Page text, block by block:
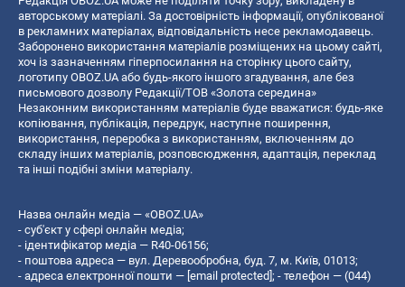
авторському матеріалі. За достовірність інформації, опублікованої
в рекламних матеріалах, відповідальність несе рекламодавець.
Заборонено використання матеріалів розміщених на цьому сайті,
хоч із зазначенням гіперпосилання на сторінку цього сайту,
логотипу OBOZ.UA або будь-якого іншого згадування, але без
письмового дозволу Редакції/ТОВ «Золота середина»
Незаконним використанням матеріалів буде вважатися: будь-яке
копiювання, публiкацiя, передрук, наступне поширення,
використання, переробка з використанням, включенням до
складу інших матеріалів, розповсюдження, адаптація, переклад
та інші подібні зміни матеріалу.
Назва онлайн медіа — «OBOZ.UA»
- суб'єкт у сфері онлайн медіа;
- ідентифікатор медіа — R40-06156;
- поштова адреса — вул. Деревообробна, буд. 7, м. Київ, 01013;
- адреса електронної пошти — [email protected]; - телефон — (044)